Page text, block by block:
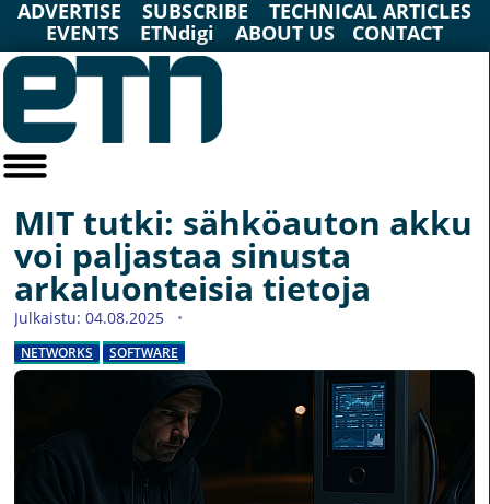
ADVERTISE SUBSCRIBE
TECHNICAL ARTICLES
EVENTS
ETNdigi ABOUT US CONTACT
MIT tutki: sähköauton akku
voi paljastaa sinusta
arkaluonteisia tietoja
Julkaistu: 04.08.2025
NETWORKS SOFTWARE